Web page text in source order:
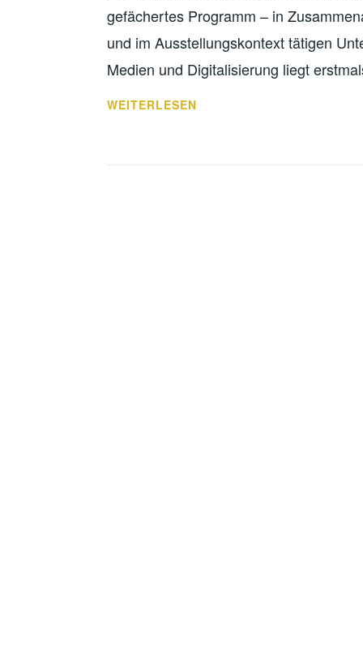
gefächertes Programm – in
und im Ausstellungskontext tätigen
Medien und Digitalisierung liegt
EXPERTINNEN-
WEITERLESEN